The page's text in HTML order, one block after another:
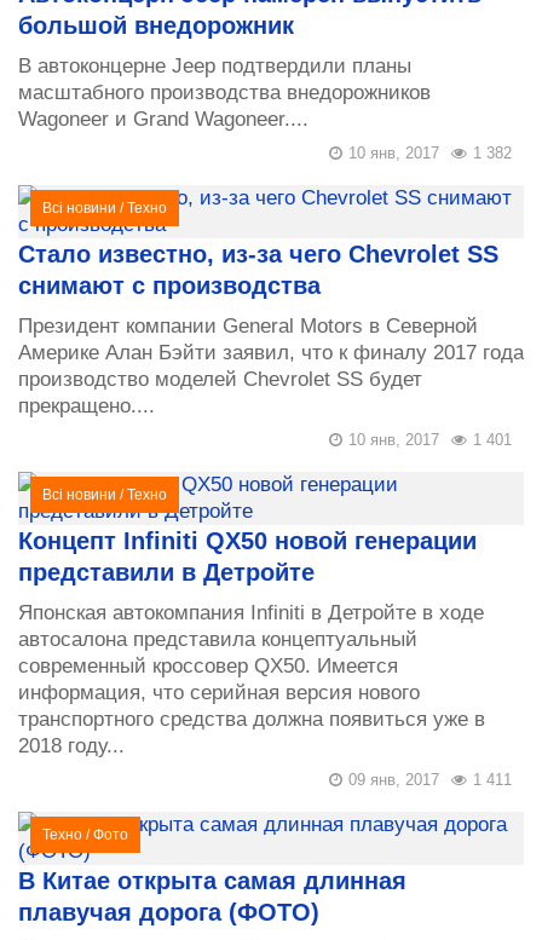
большой внедорожник
В автоконцерне Jeep подтвердили планы
масштабного производства внедорожников
Wagoneer и Grand Wagoneer....
1 382
10 янв, 2017
Всі новини /Техно
Стало известно, из-за чего Chevrolet SS
снимают с производства
Президент компании General Motors в Северной
Америке Алан Бэйти заявил, что к финалу 2017 года
производство моделей Chevrolet SS будет
прекращено....
1 401
10 янв, 2017
Всі новини /Техно
Концепт Infiniti QX50 новой генерации
представили в Детройте
Японская автокомпания Infiniti в Детройте в ходе
автосалона представила концептуальный
современный кроссовер QX50. Имеется
информация, что серийная версия нового
транспортного средства должна появиться уже в
2018 году...
1 411
09 янв, 2017
Техно /Фото
В Китае открыта самая длинная
плавучая дорога (ФОТО)